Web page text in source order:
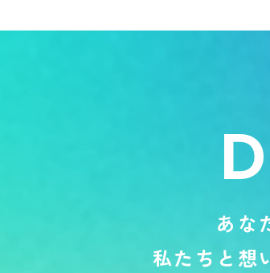
D
あ な
私た ち と 想